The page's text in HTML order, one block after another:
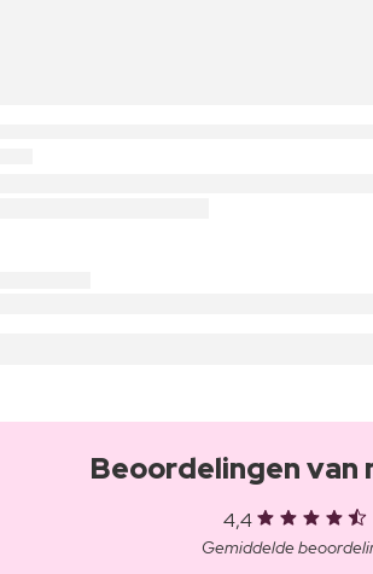
Beoordelingen van
4,4
Gemiddelde